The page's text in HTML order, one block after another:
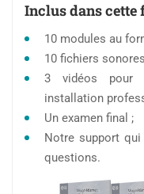
Inclus dans cette
10 modules au
10 fichiers
3 vidéos pour
installation
Un examen final ;
Notre support
questions.